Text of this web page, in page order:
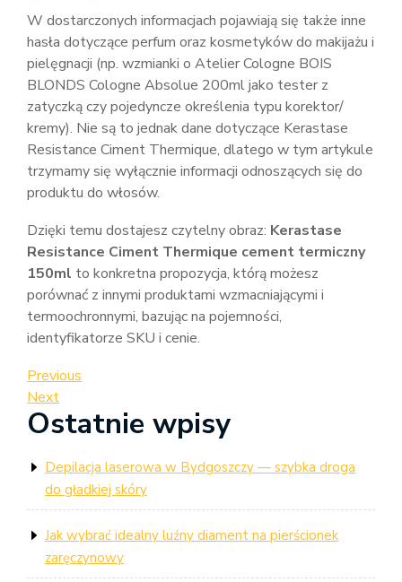
W dostarczonych informacjach pojawiają się także inne
hasła dotyczące perfum oraz kosmetyków do makijażu i
pielęgnacji (np. wzmianki o Atelier Cologne BOIS
BLONDS Cologne Absolue 200ml jako tester z
zatyczką czy pojedyncze określenia typu korektor/
kremy). Nie są to jednak dane dotyczące Kerastase
Resistance Ciment Thermique, dlatego w tym artykule
trzymamy się wyłącznie informacji odnoszących się do
produktu do włosów.
Dzięki temu dostajesz czytelny obraz: Kerastase
Resistance Ciment Thermique cement termiczny
150ml to konkretna propozycja, którą możesz
porównać z innymi produktami wzmacniającymi i
termoochronnymi, bazując na pojemności,
identyfikatorze SKU i cenie.
Nawigacja
wpisu
Previous
Post
Previous
Next
Post
Next
Ostatnie wpisy
Depilacja laserowa w Bydgoszczy — szybka droga
do gładkiej skóry
Jak wybrać idealny luźny diament na pierścionek
zaręczynowy